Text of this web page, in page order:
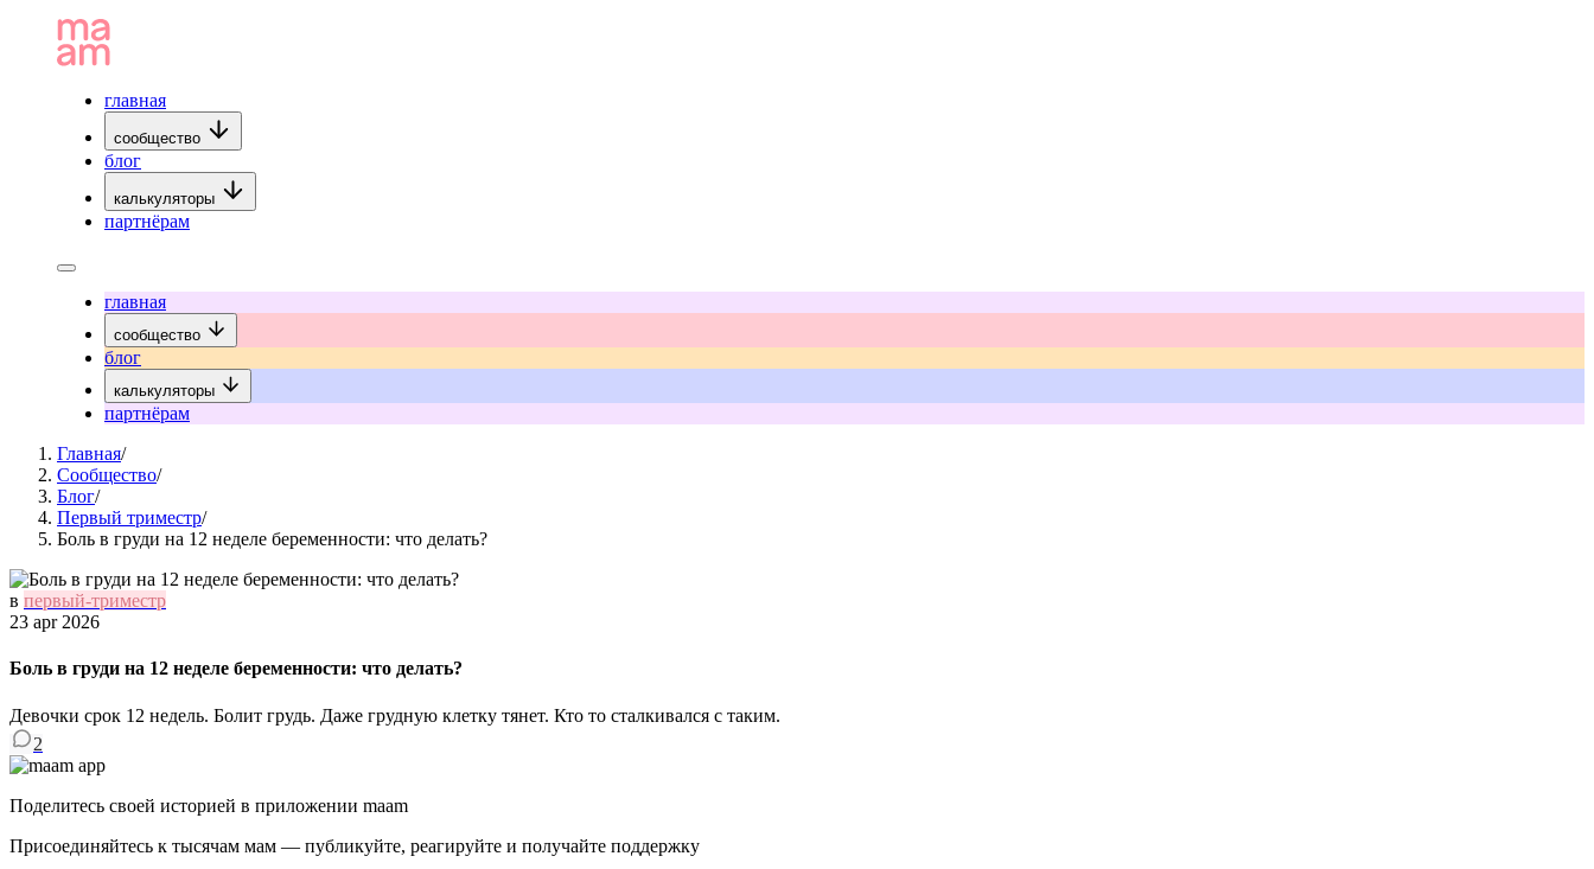
главная
сообщество
блог
калькуляторы
партнёрам
главная
сообщество
блог
калькуляторы
партнёрам
Главная/
Сообщество/
Блог/
Первый триместр/
Боль в груди на 12 неделе беременности: что делать?
в первый-триместр
23 apr 2026
Боль в груди на 12 неделе беременности: что делать?
Девочки срок 12 недель. Болит грудь. Даже грудную клетку тянет. Кто то сталкивался с таким.
2
Поделитесь своей историей в приложении maam
Присоединяйтесь к тысячам мам — публикуйте, реагируйте и получайте поддержку